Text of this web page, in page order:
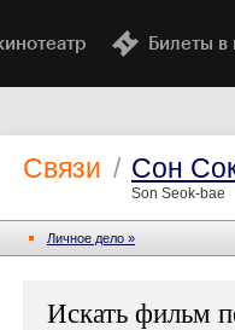
Билеты в
Связи / Сон
Son Seok-bae
Личное дело »
Искать фильм